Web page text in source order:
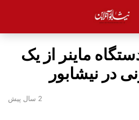
کشف ۶ دستگاه ماینر از یک
در نیشابور
2 سال پیش